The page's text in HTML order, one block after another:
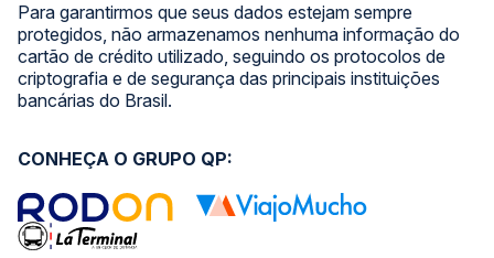
Para garantirmos que seus dados estejam sempre
protegidos, não armazenamos nenhuma informação do
cartão de crédito utilizado, seguindo os protocolos de
criptografia e de segurança das principais instituições
bancárias do Brasil.
CONHEÇA O GRUPO QP: